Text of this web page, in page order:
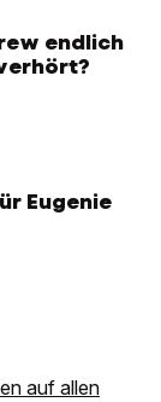
endlich
Eugenie
auf allen